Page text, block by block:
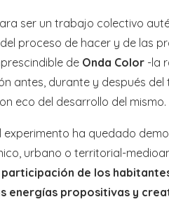
ser un trabajo colectivo
proceso de hacer y de las
de Onda Color -la
antes, durante y después
eco del desarrollo del mismo.
experimento ha quedado
urbano o territorial-
de los
energías propositivas y